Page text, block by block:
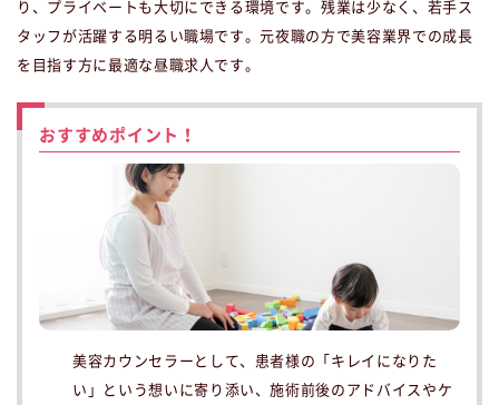
り、プライベートも大切にできる環境です。残業は少なく、若手ス
タッフが活躍する明るい職場です。元夜職の方で美容業界での成長
を目指す方に最適な昼職求人です。
おすすめポイント！
美容カウンセラーとして、患者様の「キレイになりた
い」という想いに寄り添い、施術前後のアドバイスやケ